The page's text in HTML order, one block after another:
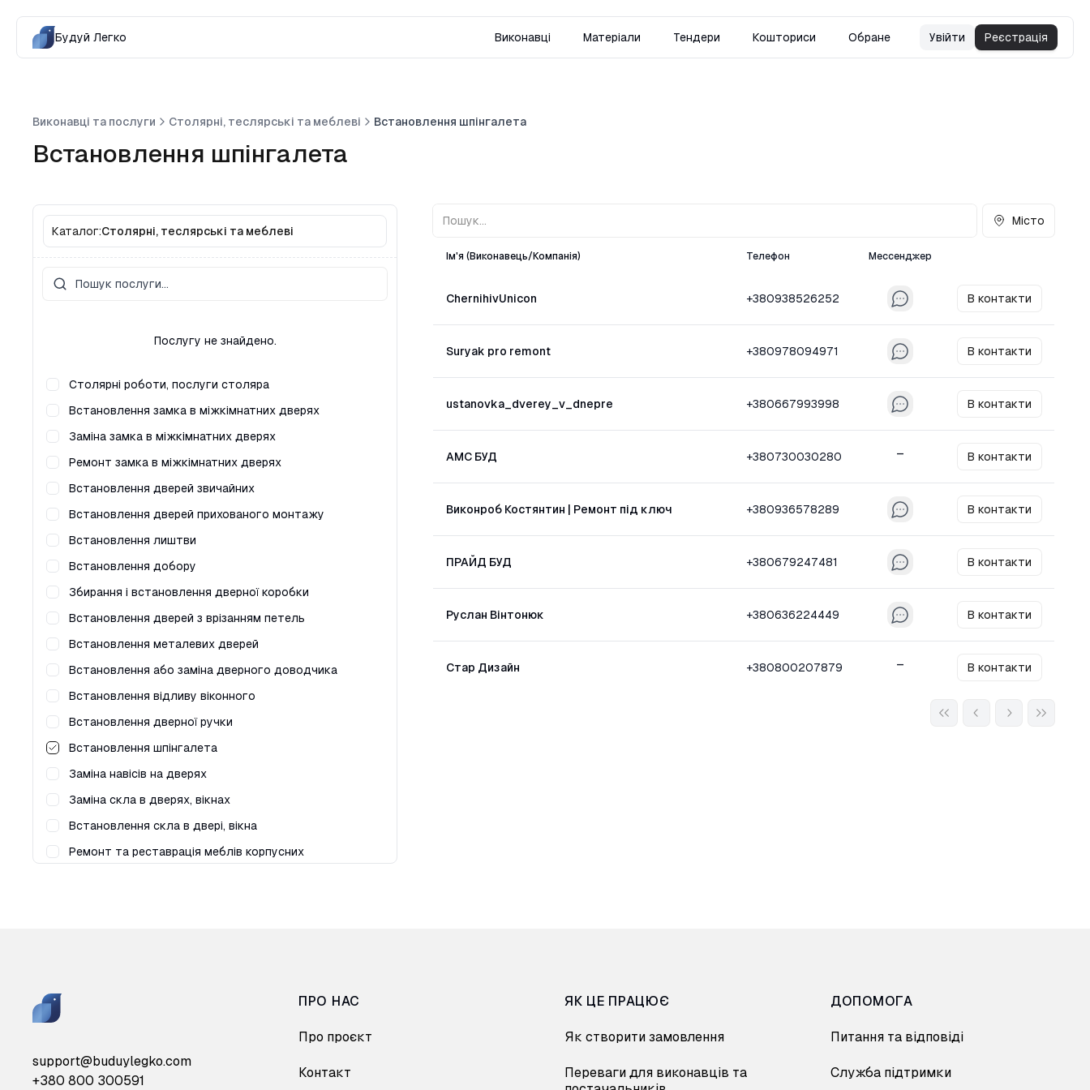
Будуй Легко Виконавці Матеріали Тендери Кошториси Обране Увійти Реєстрація
Виконавці та послуги Столярні, теслярські та меблеві Встановлення шпінгалета
Встановлення шпінгалета
Каталог:Столярні, теслярські та меблеві
Послугу не знайдено.
Столярні роботи, послуги столяра
Встановлення замка в міжкімнатних дверях
Заміна замка в міжкімнатних дверях
Ремонт замка в міжкімнатних дверях
Встановлення дверей звичайних
Встановлення дверей прихованого монтажу
Встановлення лиштви
Встановлення добору
Збирання і встановлення дверної коробки
Встановлення дверей з врізанням петель
Встановлення металевих дверей
Встановлення або заміна дверного доводчика
Встановлення відливу віконного
Встановлення дверної ручки
Встановлення шпінгалета
Заміна навісів на дверях
Заміна скла в дверях, вікнах
Встановлення скла в двері, вікна
Ремонт та реставрація меблів корпусних
Виготовлення меблів з деревини
Фарбування фасадів, меблів
Місто
Ім'я (Виконавець/Компанія) Телефон Мессенджер
ChernihivUnicon +380938526252 В контакти
Suryak pro remont +380978094971 В контакти
ustanovka_dverey_v_dnepre +380667993998 В контакти
АМС БУД +380730030280 – В контакти
Виконроб Костянтин | Ремонт під ключ +380936578289 В контакти
ПРАЙД БУД +380679247481 В контакти
Руслан Вінтонюк +380636224449 В контакти
Стар Дизайн +380800207879 – В контакти
support@buduylegko.com
+380 800 300591
ПРО НАС
Про проєкт
Контакт
ЯК ЦЕ ПРАЦЮЄ
Як створити замовлення
Переваги для виконавців та
ДОПОМОГА
Питання та відповіді
Служба підтримки